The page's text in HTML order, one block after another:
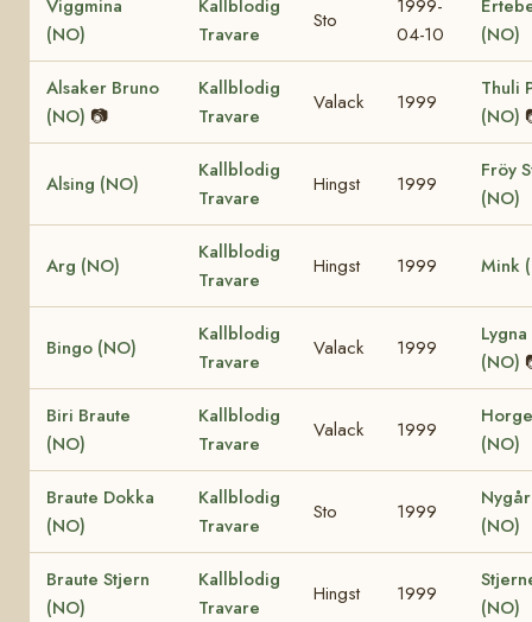
Viggmina
(NO)
Kallblodig
Travare
Sto
1999-
04-10
(NO)
Alsaker Bruno
(NO) 📷
Kallblodig
Travare
Valack 1999
Thuli
(NO)
Alsing (NO)
Kallblodig
Travare
Hingst 1999
Fröy
(NO)
Arg (NO)
Kallblodig
Travare
Hingst 1999 Mink
Bingo (NO)
Kallblodig
Travare
Valack 1999
(NO)
Biri Braute
(NO)
Kallblodig
Travare
Valack 1999
(NO)
Braute Dokka
(NO)
Kallblodig
Travare
Sto 1999
(NO)
Braute Stjern
(NO)
Kallblodig
Travare
Hingst 1999
(NO)